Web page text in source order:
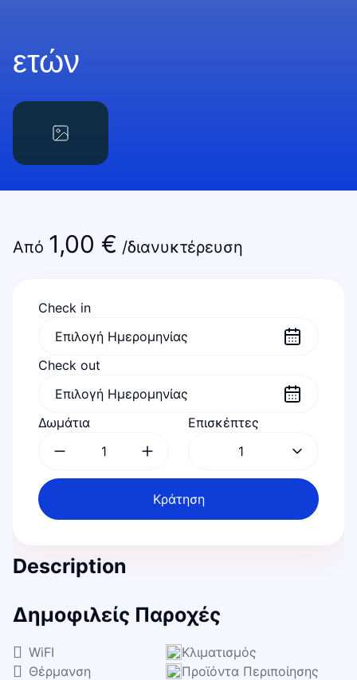
ετών
Από 1,00 € /διανυκτέρευση
Check in
Check out
Δωμάτια
Επισκέπτες
1
Κράτηση
Description
Δημοφιλείς Παροχές
WiFI
Κλιματισμός
Θέρμανση
Προϊόντα Περιποίησης